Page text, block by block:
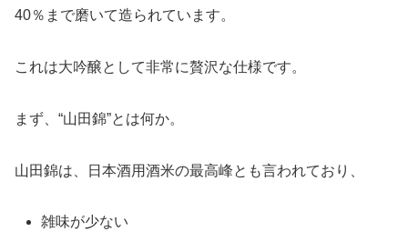
40％まで磨いて造られています。
これは大吟醸として非常に贅沢な仕様です。
まず、“山田錦”とは何か。
山田錦は、日本酒用酒米の最高峰とも言われており、
雑味が少ない